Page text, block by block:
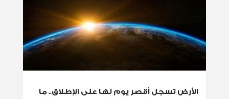
الأرض تسجل أقصر يوم لها على الإطلاق.. ما